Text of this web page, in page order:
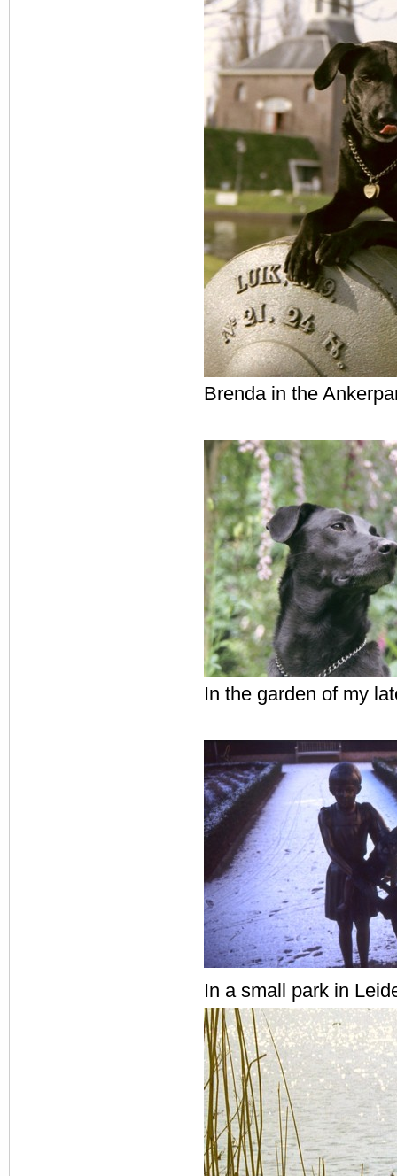
Brenda in the
In the garden of my
In a small park in